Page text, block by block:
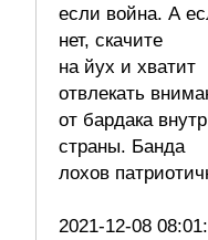
если война. А
нет, скачите
на йух и хватит
отвлекать
от бардака
страны. Банда
лохов
2021-12-08